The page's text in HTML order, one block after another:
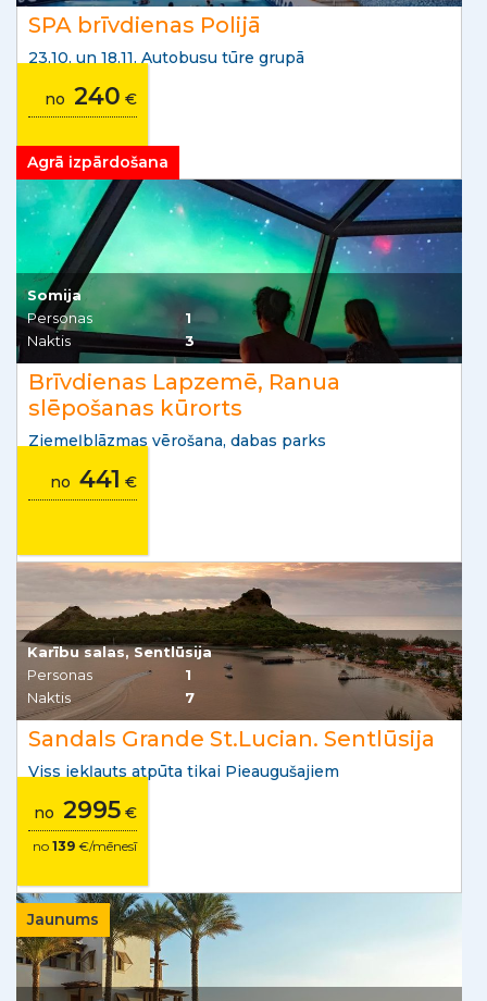
SPA brīvdienas Polijā
23.10. un 18.11. Autobusu tūre grupā
no 240 €
Agrā izpārdošana
Somija
Personas
1
Naktis
3
Brīvdienas Lapzemē, Ranua
slēpošanas kūrorts
Ziemeļblāzmas vērošana, dabas parks
no 441 €
Karību salas, Sentlūsija
Personas
1
Naktis
7
Sandals Grande St.Lucian. Sentlūsija
Viss iekļauts atpūta tikai Pieaugušajiem
no 2995 €
no 139 €/mēnesī
Jaunums